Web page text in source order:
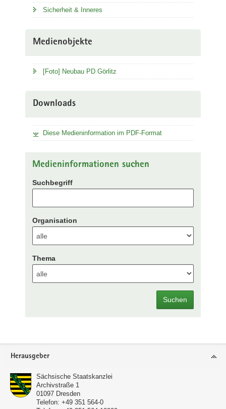
Sicherheit & Inneres
Medienobjekte
[Foto] Neubau PD Görlitz
Downloads
Diese Medieninformation im PDF-Format
Medieninformationen suchen
Suchbegriff
Organisation
Thema
Suchen
Footer-
Herausgeber
Sächsische Staatskanzlei
Archivstraße 1
01097 Dresden
Telefon: +49 351 564-0